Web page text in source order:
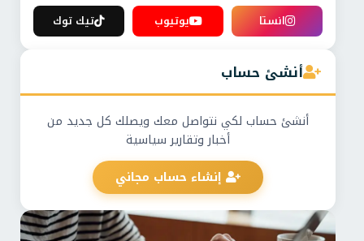
انستا
يوتيوب تيك توك
أنشئ حساب
أنشئ حساب لكي نتواصل معك ويصلك كل جديد من
أخبار وتقارير سياسية
إنشاء حساب مجاني